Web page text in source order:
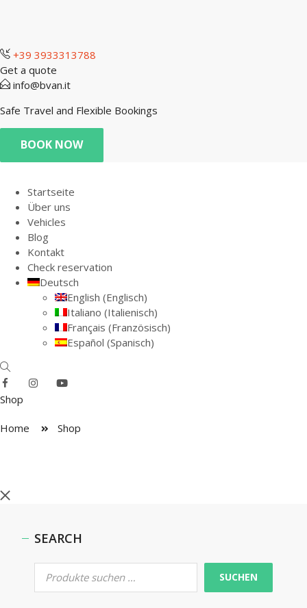
+39 3933313788
Get a quote
info@bvan.it
Safe Travel and Flexible Bookings
BOOK NOW
Startseite
Über uns
Vehicles
Blog
Kontakt
Check reservation
Deutsch
English (Englisch)
Italiano (Italienisch)
Français (Französisch)
Español (Spanisch)
Shop
Home Shop
SEARCH
SUCHEN